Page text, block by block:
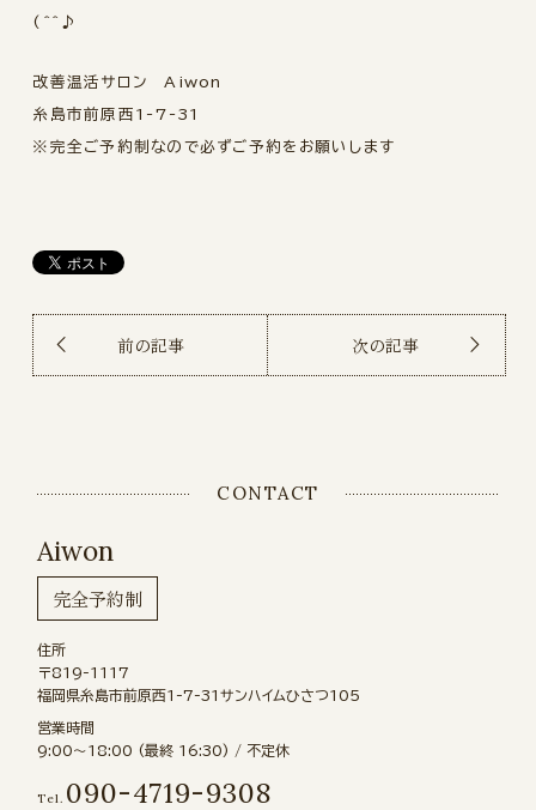
(^^♪
改善温活サロン Aiwon
糸島市前原西1-7-31
※完全ご予約制なので必ずご予約をお願いします
前の記事 次の記事
CONTACT
Aiwon
完全予約制
住所
〒819-1117
福岡県糸島市前原西1-7-31サンハイムひさつ105
営業時間
9:00〜18:00 (最終 16:30) / 不定休
Tel. 090-4719-9308